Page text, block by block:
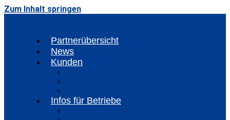
Zum Inhalt springen
Partnerübersicht
News
Kunden
Infos für Betriebe